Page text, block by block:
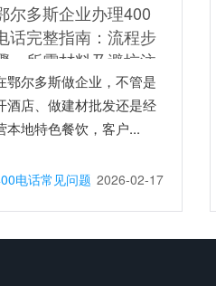
尔多斯企业办理400
话完整指南：流程步
、所需材料及避坑注
事项，一文读懂
鄂尔多斯做企业，不管是
酒店、做建材批发还是经
本地特色餐饮，客户...
电话常见问题 2026-02-17